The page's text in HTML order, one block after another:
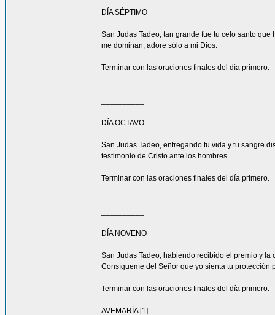
DÍA SÉPTIMO
San Judas Tadeo, tan grande fue tu celo santo
me dominan, adore sólo a mi Dios.
Terminar con las oraciones finales del día primero.
DÍA OCTAVO
San Judas Tadeo, entregando tu vida y tu sangre
testimonio de Cristo ante los hombres.
Terminar con las oraciones finales del día primero.
DÍA NOVENO
San Judas Tadeo, habiendo recibido el premio y
Consígueme del Señor que yo sienta tu
Terminar con las oraciones finales del día primero.
AVEMARÍA [1]